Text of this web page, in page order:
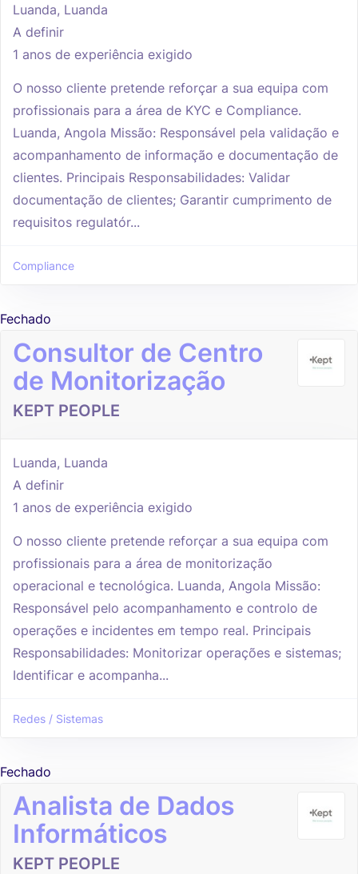
Luanda, Luanda
A definir
1 anos de experiência exigido
O nosso cliente pretende reforçar a sua equipa com
profissionais para a área de KYC e Compliance.
Luanda, Angola Missão: Responsável pela validação e
acompanhamento de informação e documentação de
clientes. Principais Responsabilidades: Validar
documentação de clientes; Garantir cumprimento de
requisitos regulatór...
Compliance
Fechado
Consultor de Centro
de Monitorização
KEPT PEOPLE
Luanda, Luanda
A definir
1 anos de experiência exigido
O nosso cliente pretende reforçar a sua equipa com
profissionais para a área de monitorização
operacional e tecnológica. Luanda, Angola Missão:
Responsável pelo acompanhamento e controlo de
operações e incidentes em tempo real. Principais
Responsabilidades: Monitorizar operações e sistemas;
Identificar e acompanha...
Redes / Sistemas
Fechado
Analista de Dados
Informáticos
KEPT PEOPLE